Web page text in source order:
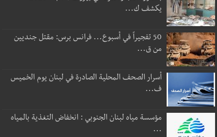
يكشف ك...
50 تفجيراً في أسبوع... فرانس برس: مقتل جنديين
من ق...
أسرار الصحف المحلية الصادرة في لبنان يوم الخميس
ف...
مؤسسة مياه لبنان الجنوبي : انخفاض التغذية بالمياه
...